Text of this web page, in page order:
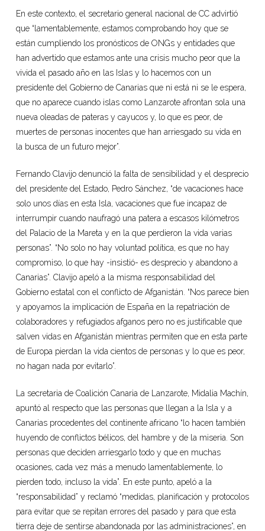
En este contexto, el secretario general nacional de CC advirtió
que “lamentablemente, estamos comprobando hoy que se
están cumpliendo los pronósticos de ONGs y entidades que
han advertido que estamos ante una crisis mucho peor que la
vivida el pasado año en las Islas y lo hacemos con un
presidente del Gobierno de Canarias que ni está ni se le espera,
que no aparece cuando islas como Lanzarote afrontan sola una
nueva oleadas de pateras y cayucos y, lo que es peor, de
muertes de personas inocentes que han arriesgado su vida en
la busca de un futuro mejor”.
Fernando Clavijo denunció la falta de sensibilidad y el desprecio
del presidente del Estado, Pedro Sánchez, “de vacaciones hace
solo unos días en esta Isla, vacaciones que fue incapaz de
interrumpir cuando naufragó una patera a escasos kilómetros
del Palacio de la Mareta y en la que perdieron la vida varias
personas”. “No solo no hay voluntad política, es que no hay
compromiso, lo que hay -insistió- es desprecio y abandono a
Canarias”. Clavijo apeló a la misma responsabilidad del
Gobierno estatal con el conflicto de Afganistán. “Nos parece bien
y apoyamos la implicación de España en la repatriación de
colaboradores y refugiados afganos pero no es justificable que
salven vidas en Afganistán mientras permiten que en esta parte
de Europa pierdan la vida cientos de personas y lo que es peor,
no hagan nada por evitarlo”.
La secretaria de Coalición Canaria de Lanzarote, Midalia Machín,
apuntó al respecto que las personas que llegan a la Isla y a
Canarias procedentes del continente africano “lo hacen también
huyendo de conflictos bélicos, del hambre y de la miseria. Son
personas que deciden arriesgarlo todo y que en muchas
ocasiones, cada vez más a menudo lamentablemente, lo
pierden todo, incluso la vida”. En este punto, apeló a la
“responsabilidad” y reclamó “medidas, planificación y protocolos
para evitar que se repitan errores del pasado y para que esta
tierra deje de sentirse abandonada por las administraciones”, en